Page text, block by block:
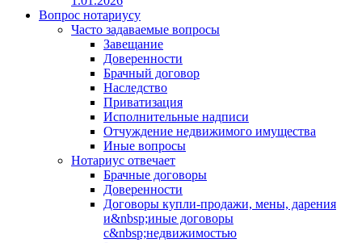
Вопрос нотариусу
Часто задаваемые вопросы
Завещание
Доверенности
Брачный договор
Наследство
Приватизация
Исполнительные надписи
Отчуждение недвижимого имущества
Иные вопросы
Нотариус отвечает
Брачные договоры
Доверенности
Договоры купли-продажи, мены, дарения
и&nbsp;иные договоры
с&nbsp;недвижимостью